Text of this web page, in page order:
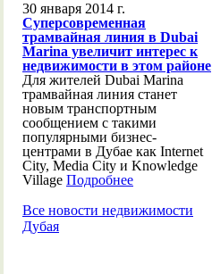
30 января 2014 г.
Суперсовременная
трамвайная линия в Dubai
Marina увеличит интерес к
недвижимости в этом районе
Для жителей Dubai Marina
трамвайная линия станет
новым транспортным
сообщением с такими
популярными бизнес-
центрами в Дубае как Internet
City, Media City и Knowledge
Village Подробнее
Все новости недвижимости
Дубая